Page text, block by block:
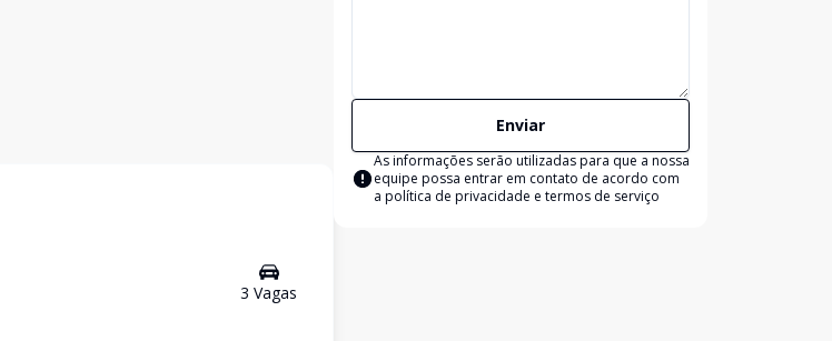
3 Vagas
Enviar
As informações serão utilizadas para que a nossa
equipe possa entrar em contato de acordo com
a política de privacidade e termos de serviço